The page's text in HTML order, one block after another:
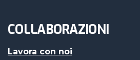
COLLABORAZIONI
Lavora con noi